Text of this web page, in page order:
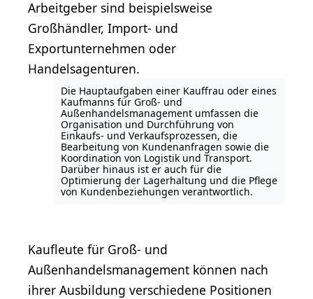
Arbeitgeber sind beispielsweise
Großhändler, Import- und
Exportunternehmen oder
Handelsagenturen.
Die Hauptaufgaben einer Kauffrau oder eines
Kaufmanns für Groß- und
Außenhandelsmanagement umfassen die
Organisation und Durchführung von
Einkaufs- und Verkaufsprozessen, die
Bearbeitung von Kundenanfragen sowie die
Koordination von Logistik und Transport.
Darüber hinaus ist er auch für die
Optimierung der Lagerhaltung und die Pflege
von Kundenbeziehungen verantwortlich.
Kaufleute für Groß- und
Außenhandelsmanagement können nach
ihrer Ausbildung verschiedene Positionen